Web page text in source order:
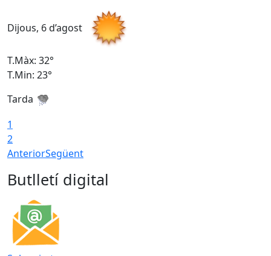
Dijous, 6 d’agost
T.Màx: 32°
T.Min: 23°
Tarda
1
2
AnteriorSegüent
Butlletí digital